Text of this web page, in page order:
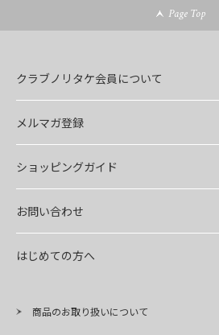
Page Top
クラブノリタケ会員について
メルマガ登録
ショッピングガイド
お問い合わせ
はじめての方へ
商品のお取り扱いについて